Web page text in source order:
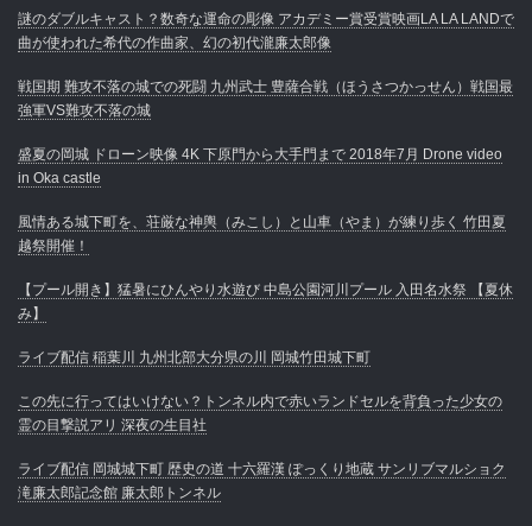
謎のダブルキャスト？数奇な運命の彫像 アカデミー賞受賞映画LA LA LANDで
曲が使われた希代の作曲家、幻の初代瀧廉太郎像
戦国期 難攻不落の城での死闘 九州武士 豊薩合戦（ほうさつかっせん）戦国最
強軍VS難攻不落の城
盛夏の岡城 ドローン映像 4K 下原門から大手門まで 2018年7月 Drone video
in Oka castle
風情ある城下町を、荘厳な神輿（みこし）と山車（やま）が練り歩く 竹田夏
越祭開催！
【プール開き】猛暑にひんやり水遊び 中島公園河川プール 入田名水祭 【夏休
み】
ライブ配信 稲葉川 九州北部大分県の川 岡城竹田城下町
この先に行ってはいけない？トンネル内で赤いランドセルを背負った少女の
霊の目撃説アリ 深夜の生目社
ライブ配信 岡城城下町 歴史の道 十六羅漢 ぽっくり地蔵 サンリブマルショク
滝廉太郎記念館 廉太郎トンネル